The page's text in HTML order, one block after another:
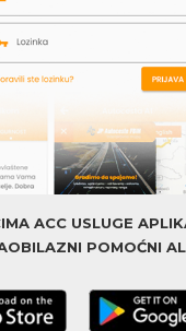
ACC USLUGE
POMOĆNI